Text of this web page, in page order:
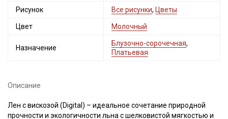
Рисунок Все рисунки, Цветы
Цвет Молочный
Назначение
Блузочно-сорочечная,
Платьевая
Описание
Лен с вискозой (Digital) – идеальное сочетание природной
прочности и экологичности льна с шелковистой мягкостью и